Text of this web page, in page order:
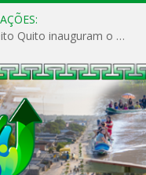
Prefeito Vivaldo Mendes e vice-prefeito Quito inauguram o CAPS e fortalecem a saúde pública em Anajás.